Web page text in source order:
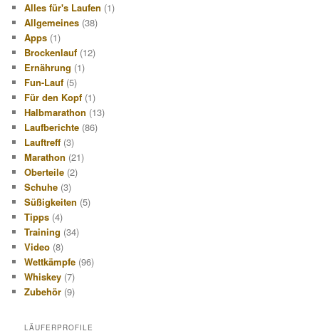
Alles für's Laufen (1)
Allgemeines (38)
Apps (1)
Brockenlauf (12)
Ernährung (1)
Fun-Lauf (5)
Für den Kopf (1)
Halbmarathon (13)
Laufberichte (86)
Lauftreff (3)
Marathon (21)
Oberteile (2)
Schuhe (3)
Süßigkeiten (5)
Tipps (4)
Training (34)
Video (8)
Wettkämpfe (96)
Whiskey (7)
Zubehör (9)
LÄUFERPROFILE